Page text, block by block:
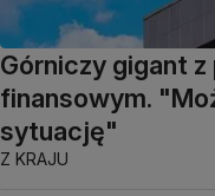
Górniczy gigant
finansowym.
sytuację"
Z KRAJU